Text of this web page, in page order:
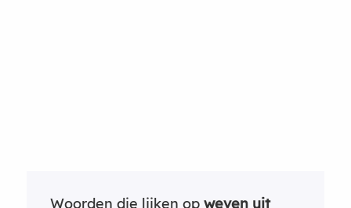
Woorden die lijken op weven uit